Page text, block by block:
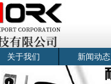
关于我们 新闻动态